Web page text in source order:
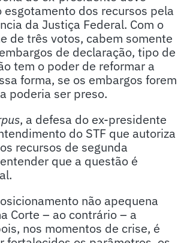
esgotamento dos recursos pela
da Justiça Federal. Com o
de três votos, cabem somente
de declaração, tipo de
tem o poder de reformar a
forma, se os embargos forem
poderia ser preso.
, a defesa do ex-presidente
do STF que autoriza
recursos de segunda
que a questão é
não apequena
Corte – ao contrário – a
nos momentos de crise, é